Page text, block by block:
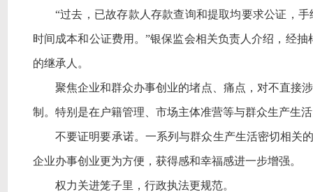
“过去，已故存款人存款查询和提取均要求公证，
时间成本和公证费用。”银保监会相关负责人介绍，经
的继承人。
聚焦企业和群众办事创业的堵点、痛点，对不直接
制。特别是在户籍管理、市场主体准营等与群众生产生
不要证明要承诺。一系列与群众生产生活密切相关
企业办事创业更为方便，获得感和幸福感进一步增强。
权力关进笼子里，行政执法更规范。